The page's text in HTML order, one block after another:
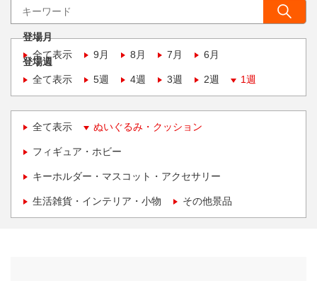
登場月
全て表示
9月 8月 7月 6月
登場週
全て表示
5週 4週 3週 2週 1週
全て表示 ぬいぐるみ・クッション
フィギュア・ホビー
キーホルダー・マスコット・アクセサリー
生活雑貨・インテリア・小物 その他景品